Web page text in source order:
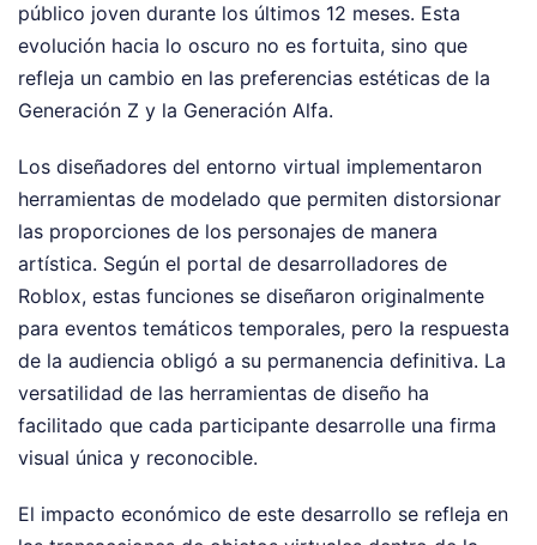
público joven durante los últimos 12 meses. Esta
evolución hacia lo oscuro no es fortuita, sino que
refleja un cambio en las preferencias estéticas de la
Generación Z y la Generación Alfa.
Los diseñadores del entorno virtual implementaron
herramientas de modelado que permiten distorsionar
las proporciones de los personajes de manera
artística. Según el portal de desarrolladores de
Roblox, estas funciones se diseñaron originalmente
para eventos temáticos temporales, pero la respuesta
de la audiencia obligó a su permanencia definitiva. La
versatilidad de las herramientas de diseño ha
facilitado que cada participante desarrolle una firma
visual única y reconocible.
El impacto económico de este desarrollo se refleja en